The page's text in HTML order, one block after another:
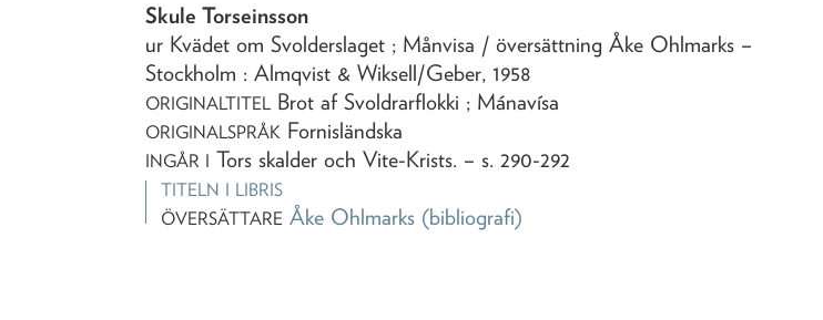
Skule Torseinsson
ur Kvädet om Svolderslaget ; Månvisa / översättning Åke Ohlmarks –
Stockholm : Almqvist & Wiksell/Geber,1958
ORIGINALTITEL Brot af Svoldrarflokki ; Mánavísa
ORIGINALSPRÅK Fornisländska
INGÅR I Tors skalder och Vite-Krists. – s. 290-292
TITELN I LIBRIS
ÖVERSÄTTARE Åke Ohlmarks (bibliografi)